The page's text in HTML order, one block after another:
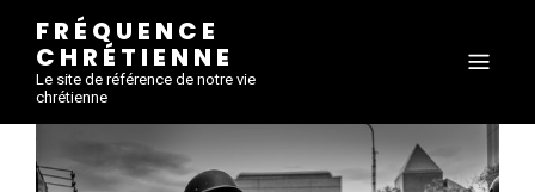
FRÉQUENCE
CHRÉTIENNE
Le site de référence de notre vie
chrétienne